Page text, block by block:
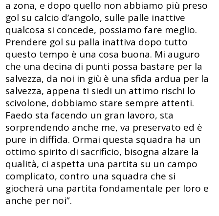
a zona, e dopo quello non abbiamo più preso
gol su calcio d’angolo, sulle palle inattive
qualcosa si concede, possiamo fare meglio.
Prendere gol su palla inattiva dopo tutto
questo tempo è una cosa buona. Mi auguro
che una decina di punti possa bastare per la
salvezza, da noi in giù è una sfida ardua per la
salvezza, appena ti siedi un attimo rischi lo
scivolone, dobbiamo stare sempre attenti.
Faedo sta facendo un gran lavoro, sta
sorprendendo anche me, va preservato ed è
pure in diffida. Ormai questa squadra ha un
ottimo spirito di sacrificio, bisogna alzare la
qualità, ci aspetta una partita su un campo
complicato, contro una squadra che si
giocherà una partita fondamentale per loro e
anche per noi”.